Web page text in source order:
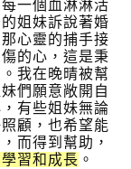
一個血淋淋活
姐妹訴說著婚
心靈的捕手接
的心，這是秉
我在晚晴被幫
們願意敞開自
有些姐妹無論
顧，也希望能
而得到幫助，
習和成長 。